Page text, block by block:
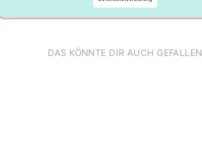
DAS KÖNNTE DIR AUCH GEFALLEN